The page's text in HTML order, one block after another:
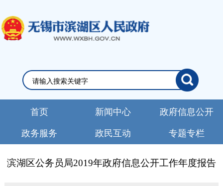
首页 新闻中心 政府信息公开
政务服务 政民互动 专题专栏
滨湖区公务员局2019年政府信息公开工作年度报告